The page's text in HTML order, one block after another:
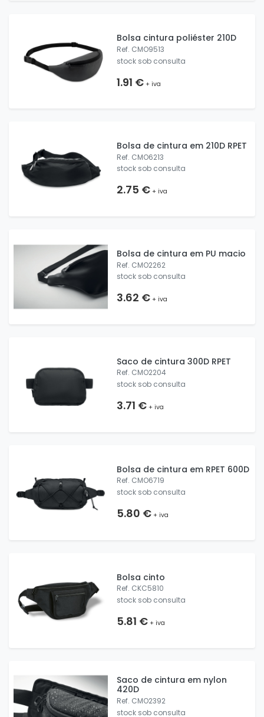
Bolsa cintura poliéster 210D
Ref. CMO9513
stock sob consulta
1.91 €+ iva
Bolsa de cintura em 210D RPET
Ref. CMO6213
stock sob consulta
2.75 €+ iva
Bolsa de cintura em PU macio
Ref. CMO2262
stock sob consulta
3.62 €+ iva
Saco de cintura 300D RPET
Ref. CMO2204
stock sob consulta
3.71 €+ iva
Bolsa de cintura em RPET 600D
Ref. CMO6719
stock sob consulta
5.80 €+ iva
Bolsa cinto
Ref. CKC5810
stock sob consulta
5.81 €+ iva
Saco de cintura em nylon
420D
Ref. CMO2392
stock sob consulta